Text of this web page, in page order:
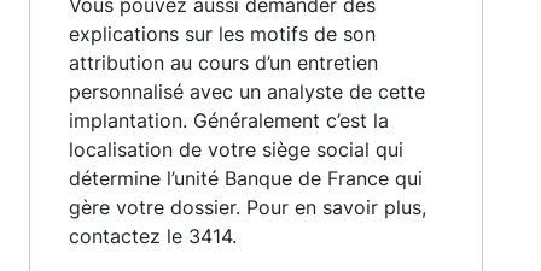
Vous pouvez aussi demander des
explications sur les motifs de son
attribution au cours d’un entretien
personnalisé avec un analyste de cette
implantation. Généralement c’est la
localisation de votre siège social qui
détermine l’unité Banque de France qui
gère votre dossier. Pour en savoir plus,
contactez le 3414.